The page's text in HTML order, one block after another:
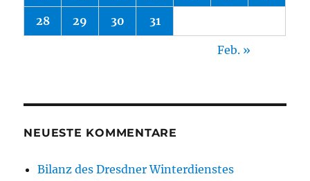
28 29 30 31
Feb. »
NEUESTE KOMMENTARE
Bilanz des Dresdner Winterdienstes